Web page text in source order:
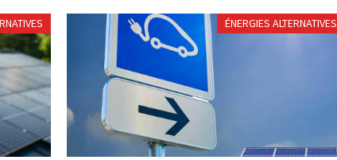
ÉNERGIES ALTERNATIVES